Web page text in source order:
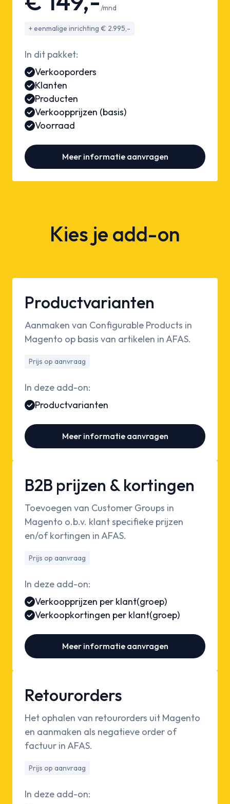
/mnd
+ eenmalige inrichting € 2.995,-
In dit pakket:
Verkooporders
Klanten
Producten
Verkoopprijzen (basis)
Voorraad
Meer informatie aanvragen
Kies je add-on
Productvarianten
Aanmaken van Configurable Products in
Magento op basis van artikelen in AFAS.
Prijs op aanvraag
In deze add-on:
Productvarianten
Meer informatie aanvragen
B2B prijzen & kortingen
Toevoegen van Customer Groups in
Magento o.b.v. klant specifieke prijzen
en/of kortingen in AFAS.
Prijs op aanvraag
In deze add-on:
Verkoopprijzen per klant(groep)
Verkoopkortingen per klant(groep)
Meer informatie aanvragen
Retourorders
Het ophalen van retourorders uit Magento
en aanmaken als negatieve order of
factuur in AFAS.
Prijs op aanvraag
In deze add-on: